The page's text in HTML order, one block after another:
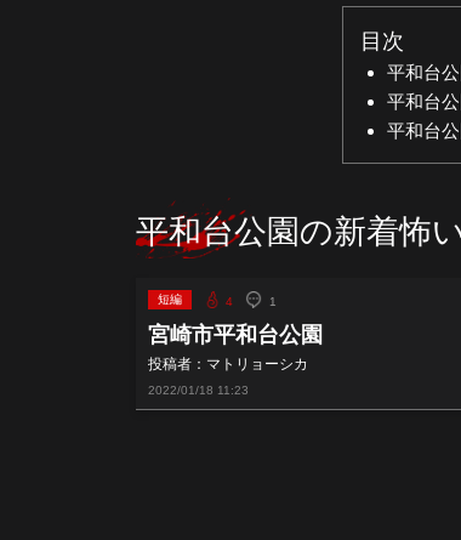
目次
平和台
平和台
平和台
平和台公園の新着怖
短編 4 1
宮崎市平和台公園
投稿者：マトリョーシカ
2022/01/18 11:23